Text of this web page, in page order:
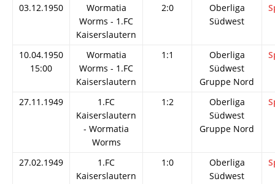
03.12.1950
Wormatia
Worms - 1.FC
Kaiserslautern
2:0
Oberliga
Südwest
10.04.1950
15:00
Wormatia
Worms - 1.FC
Kaiserslautern
1:1
Oberliga
Südwest
Gruppe Nord
27.11.1949
1.FC
Kaiserslautern
- Wormatia
Worms
1:2
Oberliga
Südwest
Gruppe Nord
27.02.1949
1.FC
Kaiserslautern
1:0
Oberliga
Südwest